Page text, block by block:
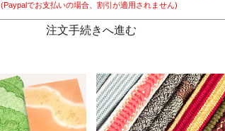
(Paypalでお支払いの場合、割引が適用されません)
注文手続きへ進む